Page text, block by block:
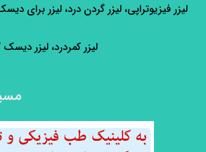
لیزر فیزیوتراپی، لیزر گردن درد، لیزر برای
لیزر کمردرد، لیزر دیسک